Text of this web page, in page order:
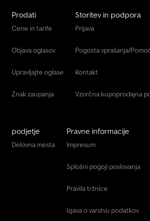
Prodati
Cene in tarife
Objava oglasov
Upravljajte oglase
Znak zaupanja
Storitev in podpora
Prijava
Pogosta vprašanja/
Kontakt
Vzorčna kupoprodajna
podjetje
Delovna mesta
Pravne informacije
Impresum
Splošni pogoji poslovanja
Pravila tržnice
Izjava o varstvu podatkov